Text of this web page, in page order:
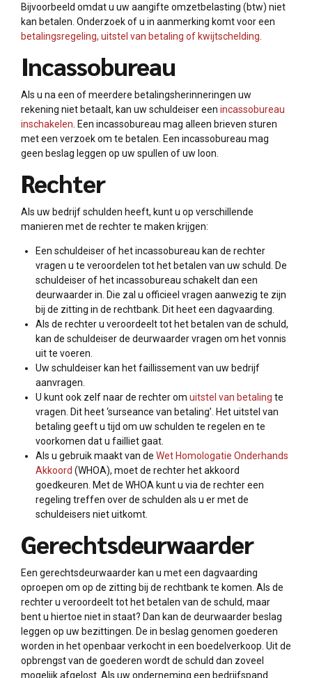
Bijvoorbeeld omdat u uw aangifte omzetbelasting (btw) niet
kan betalen. Onderzoek of u in aanmerking komt voor een
betalingsregeling, uitstel van betaling of kwijtschelding
Incassobureau
Als u na een of meerdere betalingsherinneringen uw
rekening niet betaalt, kan uw schuldeiser een incassobureau
inschakelen . Een incassobureau mag alleen brieven sturen
met een verzoek om te betalen. Een incassobureau mag
geen beslag leggen op uw spullen of uw loon.
Rechter
Als uw bedrijf schulden heeft, kunt u op verschillende
manieren met de rechter te maken krijgen:
Een schuldeiser of het incassobureau kan de rechter
vragen u te veroordelen tot het betalen van uw schuld. De
schuldeiser of het incassobureau schakelt dan een
deurwaarder in. Die zal u officieel vragen aanwezig te zijn
bij de zitting in de rechtbank. Dit heet een dagvaarding.
Als de rechter u veroordeelt tot het betalen van de schuld,
kan de schuldeiser de deurwaarder vragen om het vonnis
uit te voeren.
Uw schuldeiser kan het faillissement van uw bedrijf
aanvragen.
U kunt ook zelf naar de rechter om uitstel van betaling te
vragen. Dit heet ‘surseance van betaling’. Het uitstel van
betaling geeft u tijd om uw schulden te regelen en te
voorkomen dat u failliet gaat.
Als u gebruik maakt van de Wet Homologatie Onderhands
Akkoord (WHOA), moet de rechter het akkoord
goedkeuren. Met de WHOA kunt u via de rechter een
regeling treffen over de schulden als u er met de
schuldeisers niet uitkomt.
Gerechtsdeurwaarder
Een gerechtsdeurwaarder kan u met een dagvaarding
oproepen om op de zitting bij de rechtbank te komen. Als de
rechter u veroordeelt tot het betalen van de schuld, maar
bent u hiertoe niet in staat? Dan kan de deurwaarder beslag
leggen op uw bezittingen. De in beslag genomen goederen
worden in het openbaar verkocht in een boedelverkoop. Uit de
opbrengst van de goederen wordt de schuld dan zoveel
mogelijk afgelost. Als uw onderneming een bedrijfspand